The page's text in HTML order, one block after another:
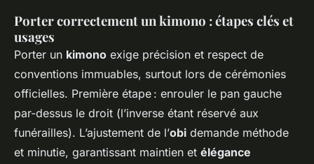
Porter correctement un kimono : étapes clés et
usages
Porter un kimono exige précision et respect de
conventions immuables, surtout lors de cérémonies
officielles. Première étape : enrouler le pan gauche
par-dessus le droit (l’inverse étant réservé aux
funérailles). L’ajustement de l’obi demande méthode
et minutie, garantissant maintien et élégance